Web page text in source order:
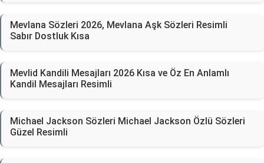
Mevlana Sözleri 2026, Mevlana Aşk Sözleri Resimli
Sabır Dostluk Kısa
Mevlid Kandili Mesajları 2026 Kısa ve Öz En Anlamlı
Kandil Mesajları Resimli
Michael Jackson Sözleri Michael Jackson Özlü Sözleri
Güzel Resimli